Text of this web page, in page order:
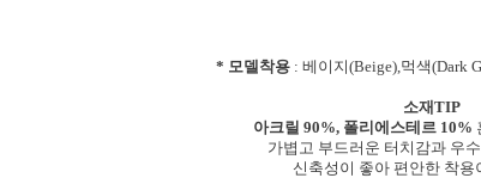
* 모델착용: 베이지(Beige),먹색(Dark
소재TIP
아크릴 90%, 폴리에스테르 10%
가볍고 부드러운 터치감과 우
신축성이 좋아 편안한 착용